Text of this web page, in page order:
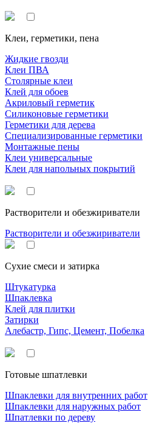
Клеи, герметики, пена
Жидкие гвозди
Клеи ПВА
Столярные клеи
Клей для обоев
Акриловый герметик
Силиконовые герметики
Герметики для дерева
Специализированные герметики
Монтажные пены
Клеи универсальные
Клеи для напольных покрытий
Растворители и обезжириватели
Растворители и обезжириватели
Сухие смеси и затирка
Штукатурка
Шпаклевка
Клей для плитки
Затирки
Алебастр, Гипс, Цемент, Побелка
Готовые шпатлевки
Шпаклевки для внутренних работ
Шпаклевки для наружных работ
Шпатлевки по дереву